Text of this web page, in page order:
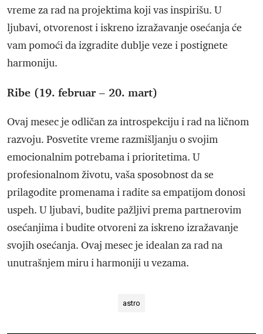
vreme za rad na projektima koji vas inspirišu. U
ljubavi, otvorenost i iskreno izražavanje osećanja će
vam pomoći da izgradite dublje veze i postignete
harmoniju.
Ribe (19. februar – 20. mart)
Ovaj mesec je odličan za introspekciju i rad na ličnom
razvoju. Posvetite vreme razmišljanju o svojim
emocionalnim potrebama i prioritetima. U
profesionalnom životu, vaša sposobnost da se
prilagodite promenama i radite sa empatijom donosi
uspeh. U ljubavi, budite pažljivi prema partnerovim
osećanjima i budite otvoreni za iskreno izražavanje
svojih osećanja. Ovaj mesec je idealan za rad na
unutrašnjem miru i harmoniji u vezama.
astro